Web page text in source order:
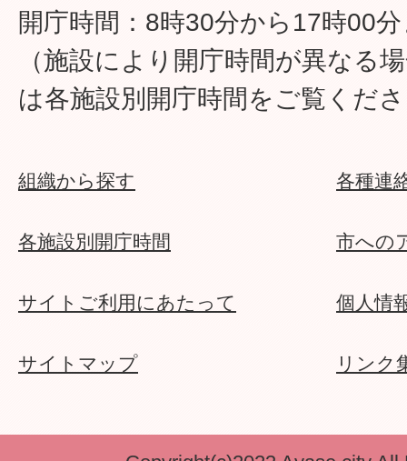
開庁時間：8時30分から17時00
（施設により開庁時間が異なる
は各施設別開庁時間をご覧くだ
組織から探す 各種連
各施設別開庁時間 市への
サイトご利用にあたって 個人情
サイトマップ リンク